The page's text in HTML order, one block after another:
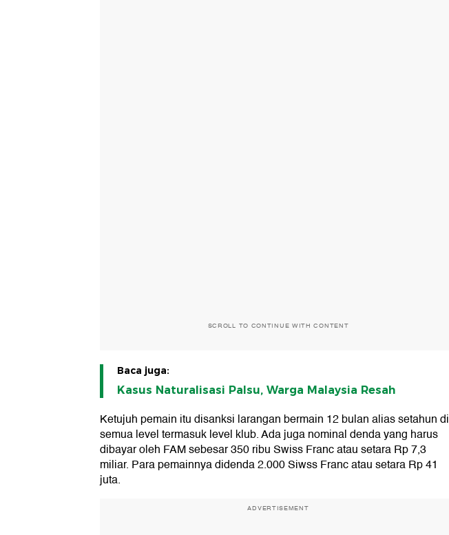
SCROLL TO CONTINUE WITH CONTENT
Baca juga:
Kasus Naturalisasi Palsu, Warga Malaysia Resah
Ketujuh pemain itu disanksi larangan bermain 12 bulan alias setahun di
semua level termasuk level klub. Ada juga nominal denda yang harus
dibayar oleh FAM sebesar 350 ribu Swiss Franc atau setara Rp 7,3
miliar. Para pemainnya didenda 2.000 Siwss Franc atau setara Rp 41
juta.
ADVERTISEMENT